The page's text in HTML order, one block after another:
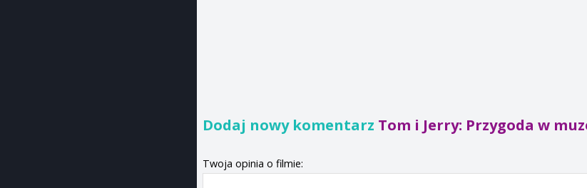
Dodaj nowy komentarz Tom i Jerry: Przygoda w
Twoja opinia o filmie: